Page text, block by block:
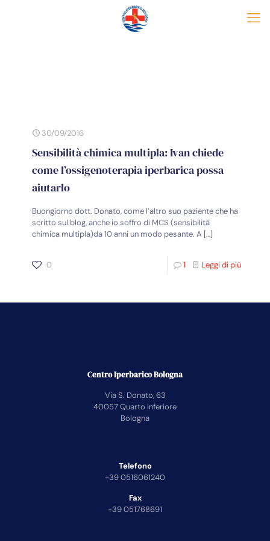
30/09/2016
Sensibilità chimica multipla: Ivan chiede
come l’ossigenoterapia iperbarica possa
aiutarlo
Buongiorno dott. Donato, come l’altro suo paziente che ha
scritto sul blog, anche io soffro di MCS (sensibilità
chimica multipla)da 10 anni un modo pesante. A […]
0 1 Leggi di più
Centro Iperbarico Bologna
Via S. Donato, 63
40057 Quarto Inferiore
Bologna
Telefono
+39 0516061240
Fax
+39 051768691